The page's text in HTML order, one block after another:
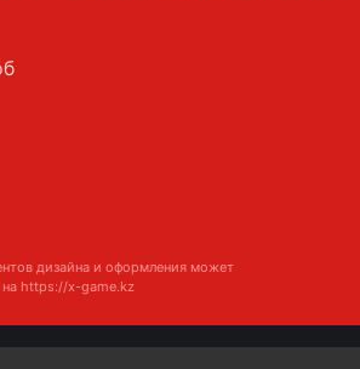
дизайна и оформления может
https://x-game.kz